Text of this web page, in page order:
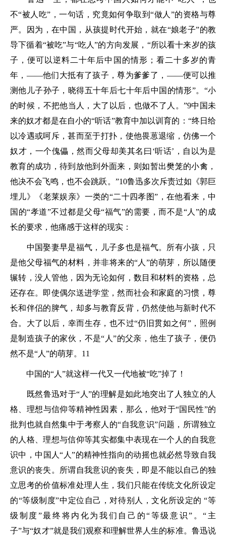
不“被人吃”，一句话，究竟如何争取到“做人”的资格与尊
严。因为，在中国，从孩提时代开始，就在“娘老子”的教
导下循着“被吃”与“吃人”的方向发展，“所以看十来岁的孩
子，便可以逆料二十年后中国的情形；看二十多岁的青
年，——他们大抵有了孩子，尊为爹爹了，——便可以推
测他儿子孙子，晓得五十年后七十年后中国的情形”。“小
的时候，不把他当人，大了以后，也做不了人。”9中国未
来的奴才都是在自小的“听话”教育中加以训育的：“终日给
以冷遇或呵斥，甚而至于打扑，使他畏葸退缩，仿佛一个
奴才，一个傀儡，然而父母却美其名曰‘听话’，自以为是
教育的成功，待到放他到外面来，则如暂出樊笼的小禽，
他决不会飞鸣，也不会跳跃。”10鲁迅多次斥责过如《郭巨
埋儿》《老莱娱亲》一类的“二十四孝图”，在他看来，中
国的“孝道”不过都是父母“福气”的需要，而不是“人”的成
长的要求，他痛感于这样的现实：
中国娶妻早是福气，儿子多也是福气。所有小孩，只
是他父母福气的材料，并非将来的“人”的萌芽，所以随便
辗转，没人管他，因为无论如何，数目和材料的资格，总
还存在。即使偶尔送进学堂，然而社会和家庭的习惯，尊
长和伴侣的脾气，却多与教育反背，仍然使他与新时代不
合。大了以后，幸而生存，也不过“仍旧贯如之何”，照例
是制造孩子的家伙，不是“人”的父亲，他生了孩子，便仍
然不是“人”的萌芽。11
中国的“人”就这样一代又一代地被“吃”掉了！
既然鲁迅对于“人”的理解是如此地突出了人独立的人
格、理想与信仰等精神性因素，那么，他对于“国民性”的
批判也就自然集中于考察人的“自我意识”问题，所谓独立
的人格、理想与信仰等其实都集中表现在一个人的自我意
识中，中国人“人”的精神性指向的动摇也就必然导致自我
意识的丧失。所谓自我意识的丧失，即是不能以自己的独
立思考的价值标准处理人生，我们只能在传统文化所设定
的“等级制度”中定位自己，对待别人，文化所设定的 “等
级制度”最终将内化为我们自己的“等级意识”。“主
子”与“奴才”就是我们观察和理解世界人生的标准。鲁迅说